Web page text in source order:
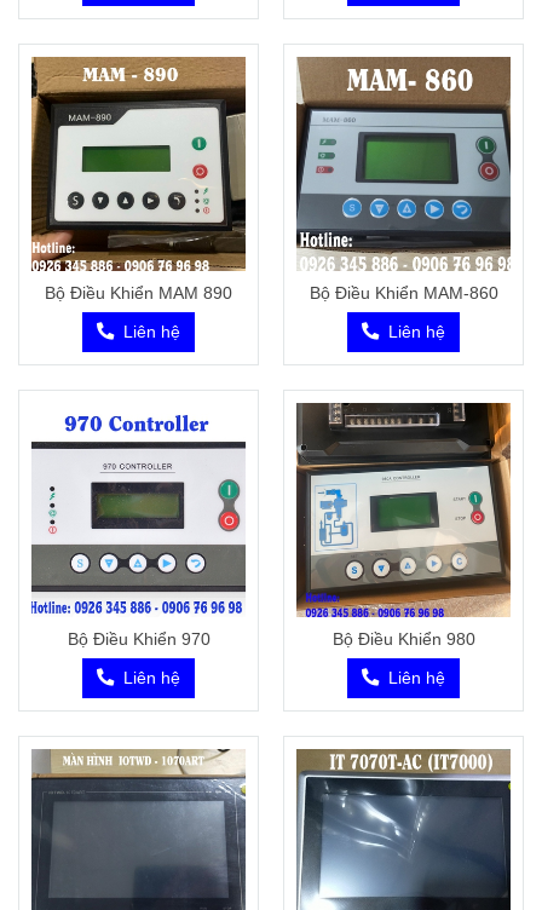
Bộ Điều Khiển MAM 890
Liên hệ
Bộ Điều Khiển MAM-860
Liên hệ
Bộ Điều Khiển 970
Liên hệ
Bộ Điều Khiển 980
Liên hệ